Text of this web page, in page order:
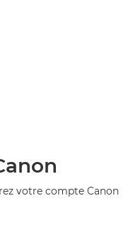
votre compte Canon